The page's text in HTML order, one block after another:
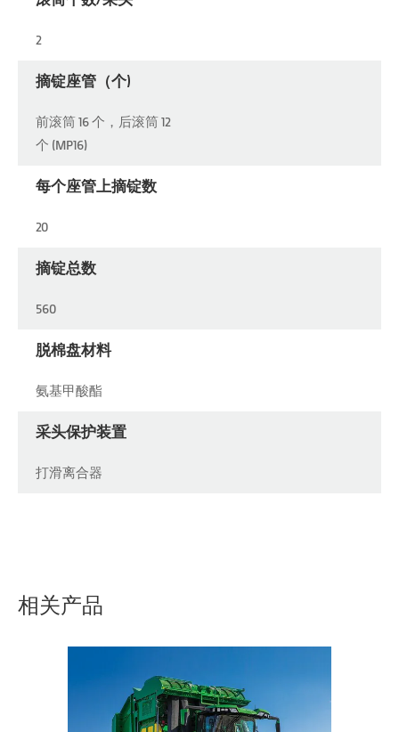
2
摘锭座管（个)
前滚筒 16 个，后滚筒 12
个 (MP16)
每个座管上摘锭数
20
摘锭总数
560
脱棉盘材料
氨基甲酸酯
采头保护装置
打滑离合器
相关产品